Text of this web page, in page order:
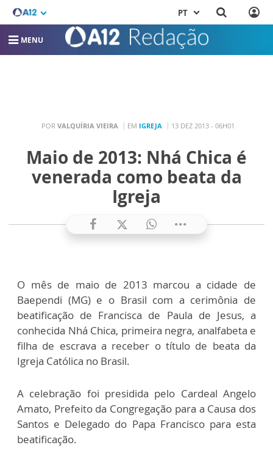
PT
MENU
POR VALQUÍRIA VIEIRA EM IGREJA 13 DEZ 2013 - 06H01
Maio de 2013: Nhá Chica é
venerada como beata da
Igreja
O mês de maio de 2013 marcou a cidade de
Baependi (MG) e o Brasil com a cerimônia de
beatificação de Francisca de Paula de Jesus, a
conhecida Nhá Chica, primeira negra, analfabeta e
filha de escrava a receber o título de beata da
Igreja Católica no Brasil.
A celebração foi presidida pelo Cardeal Angelo
Amato, Prefeito da Congregação para a Causa dos
Santos e Delegado do Papa Francisco para esta
beatificação.